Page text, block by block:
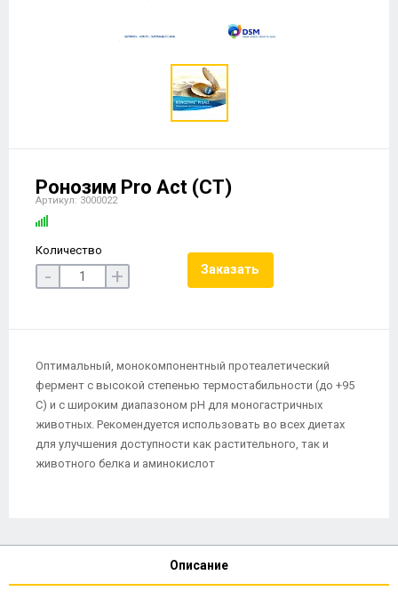
Ронозим Pro Act (СТ)
Артикул: 3000022
Количество
- + Заказать
Оптимальный, монокомпонентный протеалетический
фермент с высокой степенью термостабильности (до +95
С) и с широким диапазоном pH для моногастричных
животных. Рекомендуется использовать во всех диетах
для улучшения доступности как растительного, так и
животного белка и аминокислот
Описание